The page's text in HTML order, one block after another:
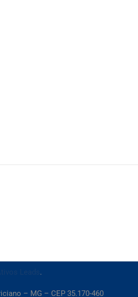
.
– MG – CEP 35.170-460